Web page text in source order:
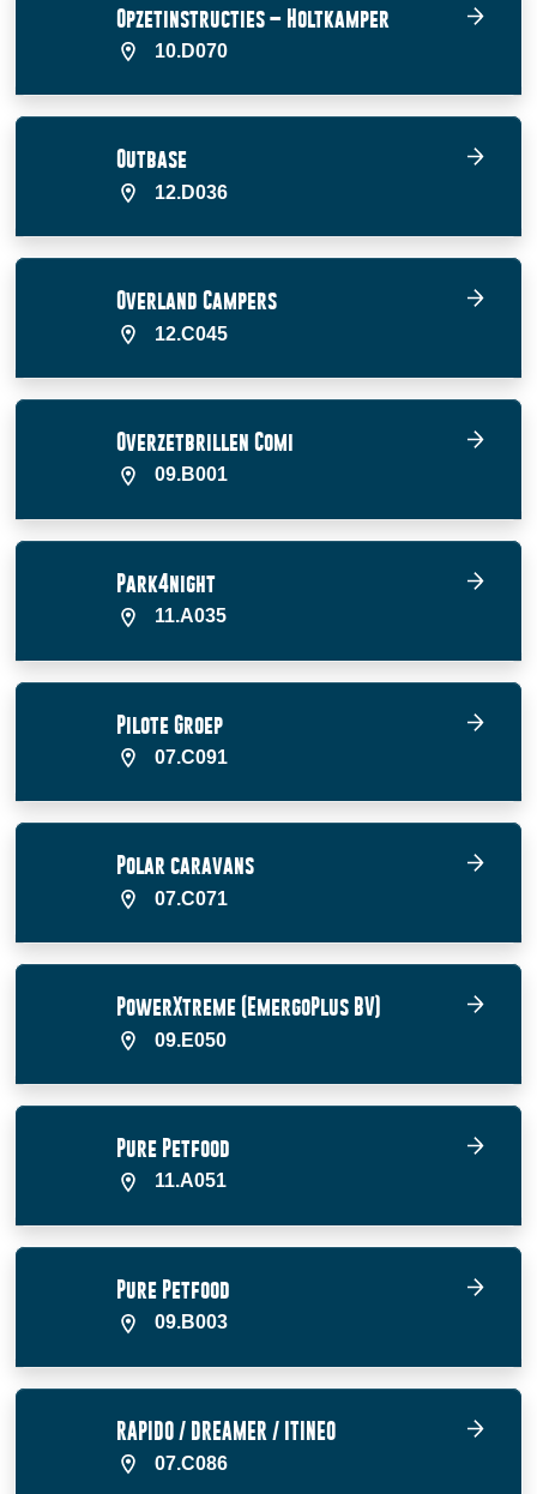
Opzetinstructies – Holtkamper
10.D070
Outbase
12.D036
Overland Campers
12.C045
Overzetbrillen Comi
09.B001
Park4night
11.A035
Pilote Groep
07.C091
Polar caravans
07.C071
PowerXtreme (EmergoPlus BV)
09.E050
Pure Petfood
11.A051
Pure Petfood
09.B003
RAPIDO / DREAMER / ITINEO
07.C086